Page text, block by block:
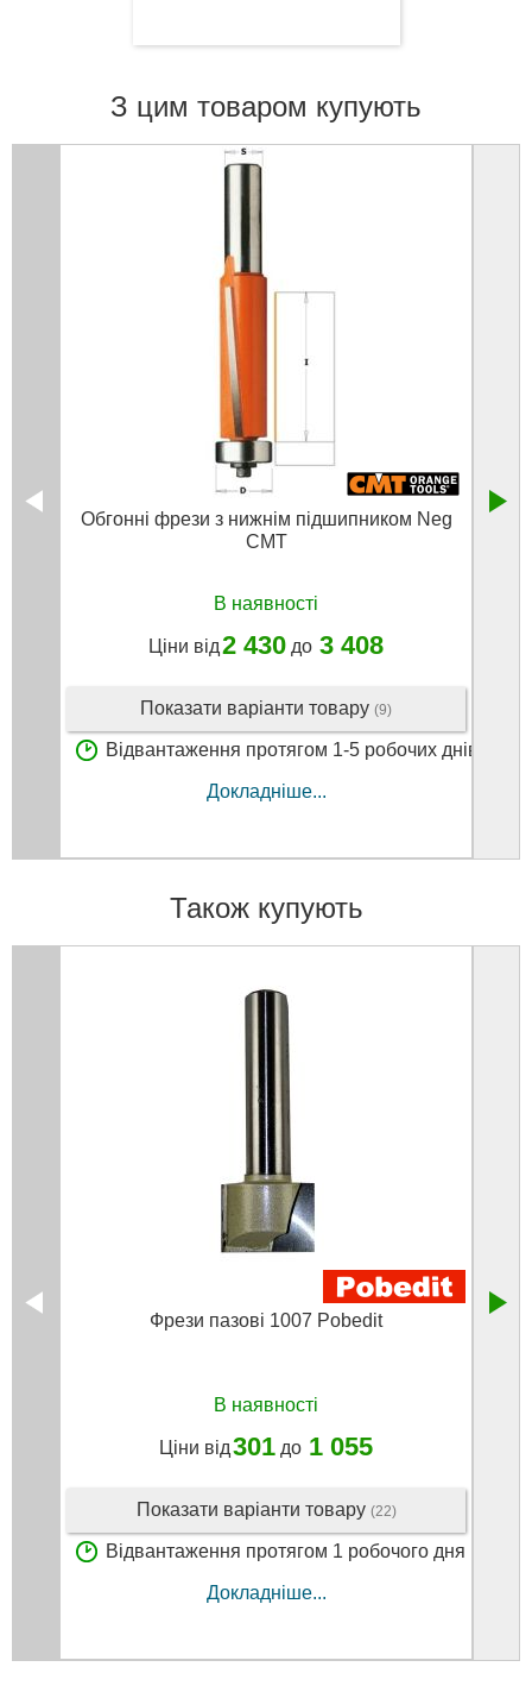
З цим товаром купують
Обгонні фрези з нижнім підшипником Neg
CMT
В наявності
Ціни від2 430 до 3 408
Показати варіанти товару (9)
Відвантаження протягом 1-5 робочих днів
Докладніше...
Також купують
Фрези пазові 1007 Pobedit
В наявності
Ціни від301 до 1 055
Показати варіанти товару (22)
Відвантаження протягом 1 робочого дня
Докладніше...